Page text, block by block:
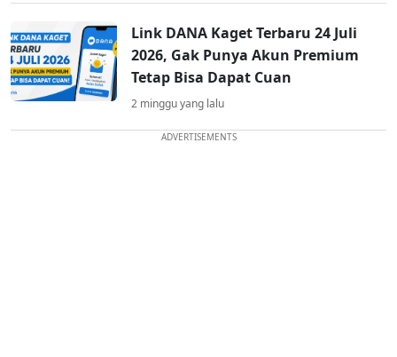
Link DANA Kaget Terbaru 24 Juli
2026, Gak Punya Akun Premium
Tetap Bisa Dapat Cuan
2 minggu yang lalu
ADVERTISEMENTS